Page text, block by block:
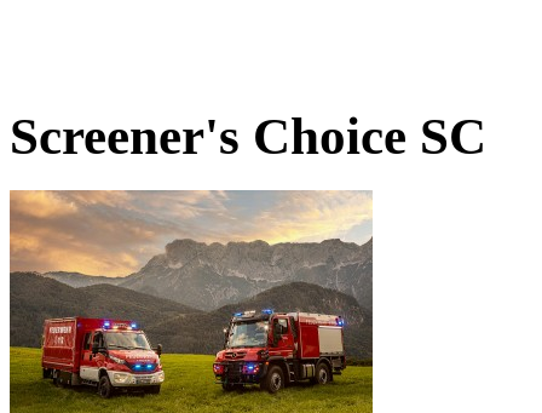
Screener's Choice SC